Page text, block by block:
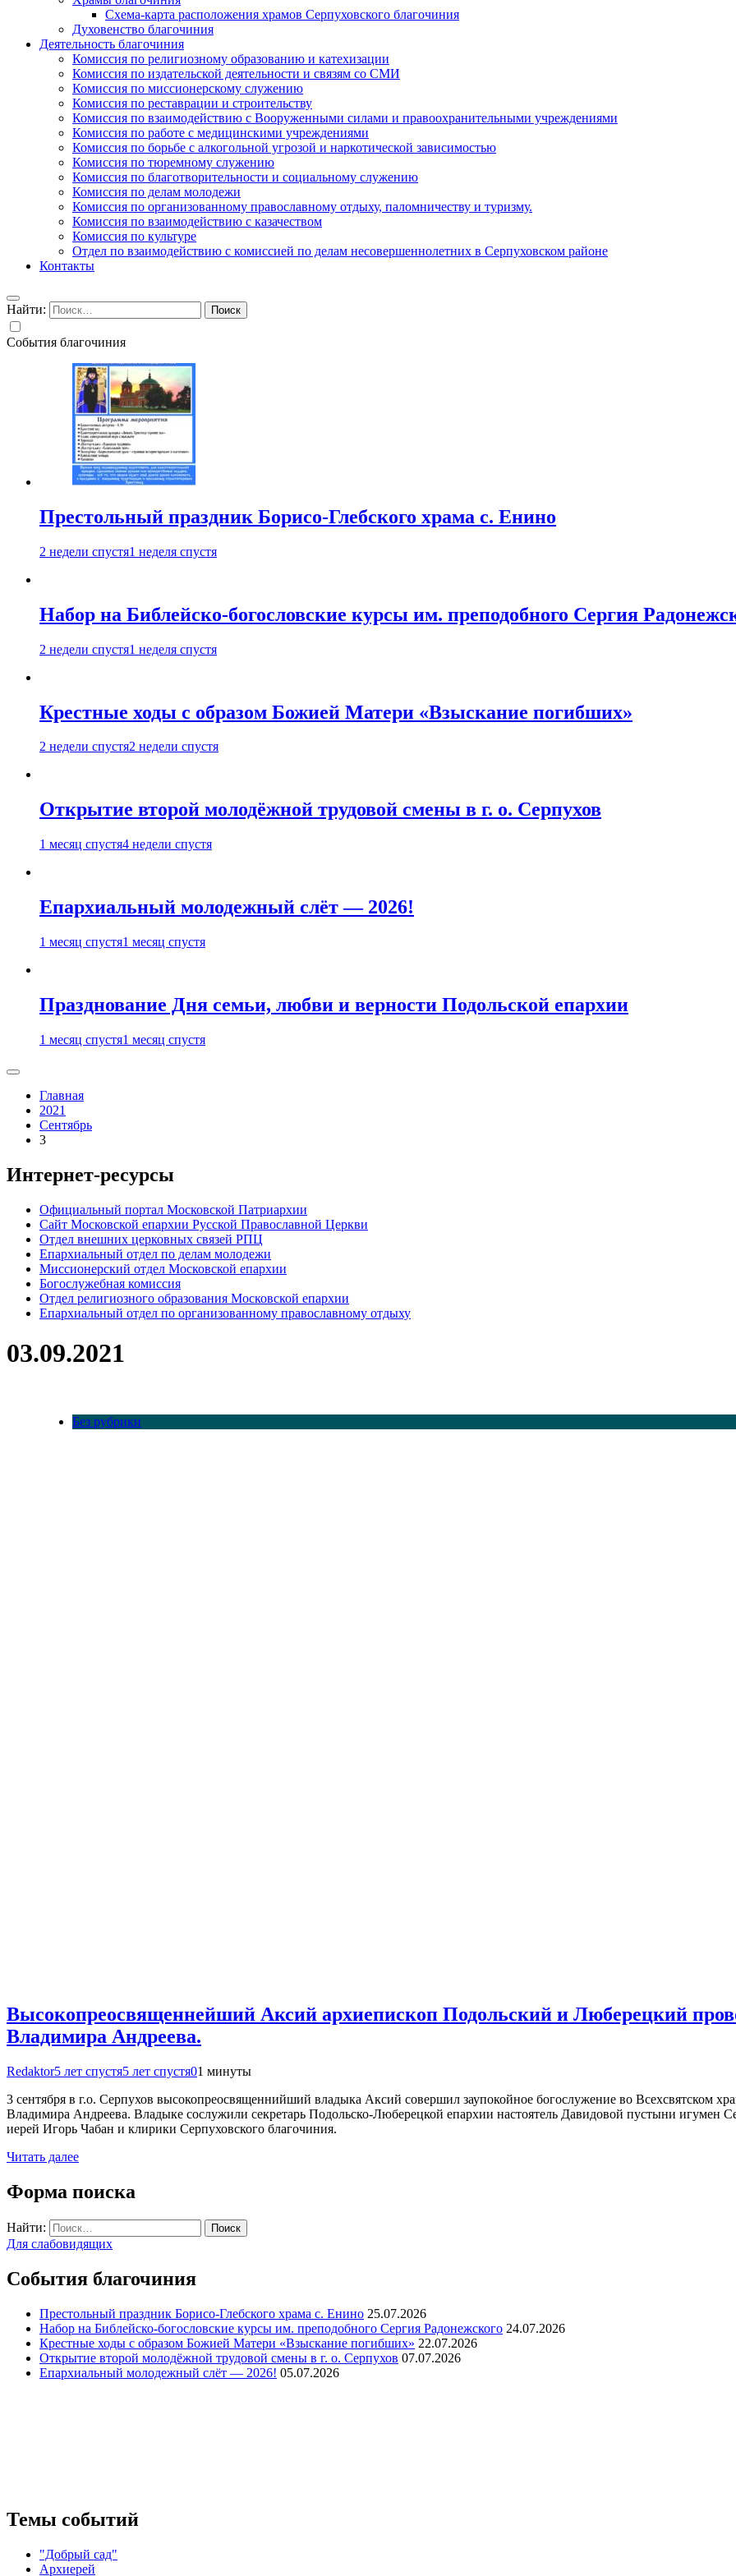
Схема-карта расположения храмов Серпуховского благочиния
Духовенство благочиния
Деятельность благочиния
Комиссия по религиозному образованию и катехизации
Комиссия по издательской деятельности и связям со СМИ
Комиссия по миссионерскому служению
Комиссия по реставрации и строительству
Комиссия по взаимодействию с Вооруженными силами и правоохранительными учреждениями
Комиссия по работе с медицинскими учреждениями
Комиссия по борьбе с алкогольной угрозой и наркотической зависимостью
Комиссия по тюремному служению
Комиссия по благотворительности и социальному служению
Комиссия по делам молодежи
Комиссия по организованному православному отдыху, паломничеству и туризму.
Комиссия по взаимодействию с казачеством
Комиссия по культуре
Отдел по взаимодействию с комиссией по делам несовершеннолетних в Серпуховском районе
Контакты
Найти:
События благочиния
Престольный праздник Борисо-Глебского храма с. Енино
2 недели спустя1 неделя спустя
Набор на Библейско-богословские курсы им. преподобного Сергия
2 недели спустя1 неделя спустя
Крестные ходы с образом Божией Матери «Взыскание погибших»
2 недели спустя2 недели спустя
Открытие второй молодёжной трудовой смены в г. о. Серпухов
1 месяц спустя4 недели спустя
Епархиальный молодежный слёт — 2026!
1 месяц спустя1 месяц спустя
Празднование Дня семьи, любви и верности Подольской епархии
1 месяц спустя1 месяц спустя
Главная
2021
Сентябрь
3
Интернет-ресурсы
Официальный портал Московской Патриархии
Сайт Московской епархии Русской Православной Церкви
Отдел внешних церковных связей РПЦ
Епархиальный отдел по делам молодежи
Миссионерский отдел Московской епархии
Богослужебная комиссия
Отдел религиозного образования Московской епархии
Епархиальный отдел по организованному православному отдыху
03.09.2021
Без рубрики
Высокопреосвященнейший Аксий архиепископ Подольский и Люберецкий
Владимира Андреева.
Redaktor5 лет спустя5 лет спустя01 минуты
3 сентября в г.о. Серпухов высокопреосвященнийший владыка Аксий совершил заупокойное богослужение во Всехсвятском
Владимира Андреева. Владыке сослужили секретарь Подольско-Люберецкой епархии настоятель Давидовой пустыни игумен
иерей Игорь Чабан и клирики Серпуховского благочиния.
Читать далее
Форма поиска
Найти:
Для слабовидящих
События благочиния
Престольный праздник Борисо-Глебского храма с. Енино 25.07.2026
Набор на Библейско-богословские курсы им. преподобного Сергия Радонежского 24.07.2026
Крестные ходы с образом Божией Матери «Взыскание погибших» 22.07.2026
Открытие второй молодёжной трудовой смены в г. о. Серпухов 07.07.2026
Епархиальный молодежный слёт — 2026! 05.07.2026
Темы событий
"Добрый сад"
Архиерей